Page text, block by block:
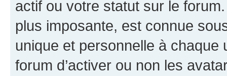
actif ou votre statut sur le
plus imposante, est connue
unique et personnelle à chaque
forum d’activer ou non les